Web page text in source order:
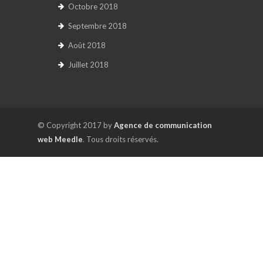
Octobre 2018
Septembre 2018
Août 2018
Juillet 2018
© Copyright 2017 byAgence de communication
web Meedle. Tous droits réservés.